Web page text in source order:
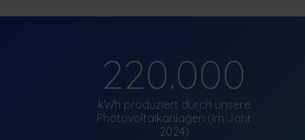
220.000
kWh produziert durch unsere
Photovoltaikanlagen (im Jahr
2024)